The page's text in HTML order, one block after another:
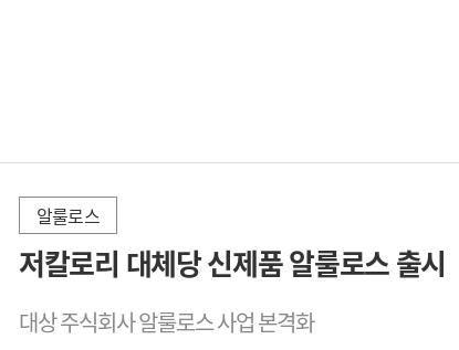
2025-04-30
알룰로스
저칼로리 대체당 신제품 알룰로스 출시
대상 주식회사 알룰로스 사업 본격화